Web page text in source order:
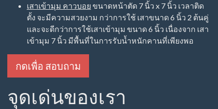
เสาเข้ามุม คาวบอย ขนาดหน้าตัด 7 นิ้ว x 7 นิ้ว เวลาติด
ตั้ง จะมีความสวยงาม กว่าการใช้ เสาขนาด 6 นิ้ว 2 ต้นคู่
และจะดีกว่าการใช้เสาเข้ามุม ขนาด 6 นิ้ว เนื่องจาก เสา
เข้ามุม 7 นิ้ว มีพื้นที่ในการรับน้ำหนักคานที่เพียงพอ
กดเพื่อ สอบถาม
จุดเด่นของเรา